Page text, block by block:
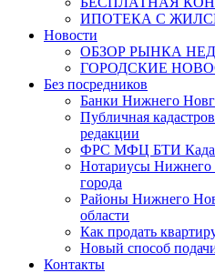
ИПОТЕКА С
Новости
ОБЗОР РЫНКА
ГОРОДСКИЕ
Без посредников
Банки Нижнего
Публичная
редакции
ФРС МФЦ БТИ
Нотариусы Нижнего
города
Районы Нижнего
области
Как продать
Новый способ
Контакты